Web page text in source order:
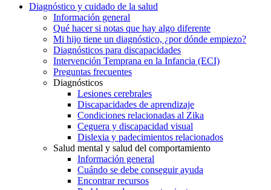
Diagnóstico y cuidado de la salud
Información general
Qué hacer si notas que hay algo diferente
Mi hijo tiene un diagnóstico, ¿por dónde empiezo?
Diagnósticos para discapacidades
Intervención Temprana en la Infancia (ECI)
Preguntas frecuentes
Diagnósticos
Lesiones cerebrales
Discapacidades de aprendizaje
Condiciones relacionadas al Zika
Ceguera y discapacidad visual
Dislexia y padecimientos relacionados
Salud mental y salud del comportamiento
Información general
Cuándo se debe conseguir ayuda
Encontrar recursos